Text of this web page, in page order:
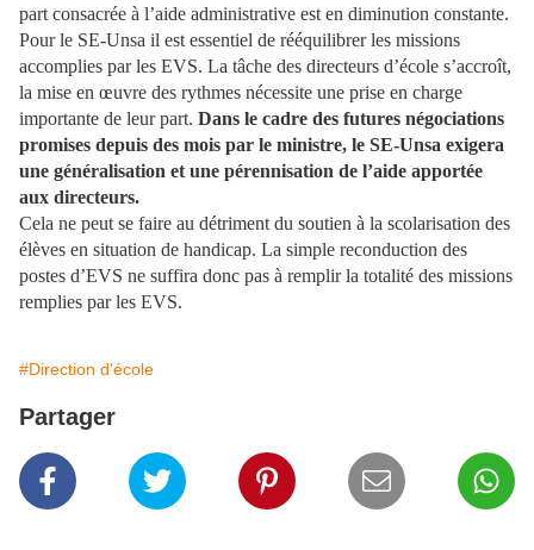
part consacrée à l’aide administrative est en diminution constante.
Pour le SE-Unsa il est essentiel de rééquilibrer les missions
accomplies par les EVS. La tâche des directeurs d’école s’accroît,
la mise en œuvre des rythmes nécessite une prise en charge
importante de leur part. Dans le cadre des futures négociations
promises depuis des mois par le ministre, le SE-Unsa exigera
une généralisation et une pérennisation de l’aide apportée
aux directeurs.
Cela ne peut se faire au détriment du soutien à la scolarisation des
élèves en situation de handicap. La simple reconduction des
postes d’EVS ne suffira donc pas à remplir la totalité des missions
remplies par les EVS.
#Direction d'école
Partager